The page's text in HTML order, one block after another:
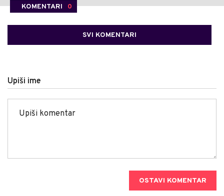
KOMENTARI 0
SVI KOMENTARI
Upiši ime
OSTAVI KOMENTAR